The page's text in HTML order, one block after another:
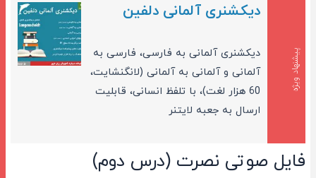
پیشنهاد ویژه
دیکشنری آلمانی دلفین
دیکشنری آلمانی به فارسی، فارسی به
آلمانی و آلمانی به آلمانی (لانگنشایت،
60 هزار لغت)، با تلفظ انسانی، قابلیت
ارسال به جعبه لایتنر
فایل صوتی نصرت (درس دوم)